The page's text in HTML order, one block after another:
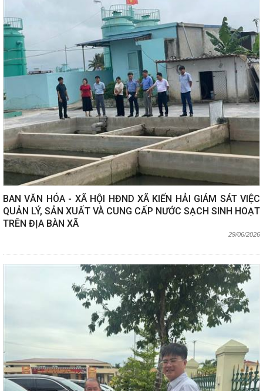
BAN VĂN HÓA - XÃ HỘI HĐND XÃ KIẾN HẢI GIÁM SÁT VIỆC
QUẢN LÝ, SẢN XUẤT VÀ CUNG CẤP NƯỚC SẠCH SINH HOẠT
TRÊN ĐỊA BÀN XÃ
29/06/2026